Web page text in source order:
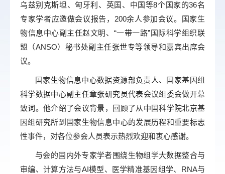
乌兹别克斯坦、匈牙利、英国、中国等8个国家的36名
专家学者应邀做会议报告，200余人参加会议。国家生
物信息中心副主任赵文明、“一带一路”国际科学组织联
盟（ANSO）秘书处副主任张世专等领导和嘉宾出席会
议。
国家生物信息中心数据资源部负责人、国家基因组
科学数据中心副主任章张研究员代表会议组委会做开幕
致词。他介绍了会议背景，回顾了从中国科学院北京基
因组研究所到国家生物信息中心的发展历程和重要标志
性事件，对各位参会人员表示热烈欢迎和衷心感谢。
与会的国内外专家学者围绕生物组学大数据整合与
审编、计算方法与AI模型、医学精准基因组学、RNA与